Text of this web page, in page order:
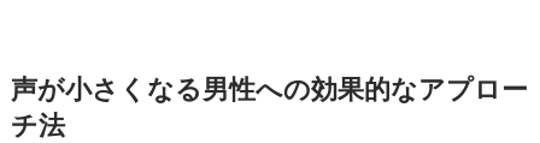
声が小さくなる男性への効果的なアプロー
チ法